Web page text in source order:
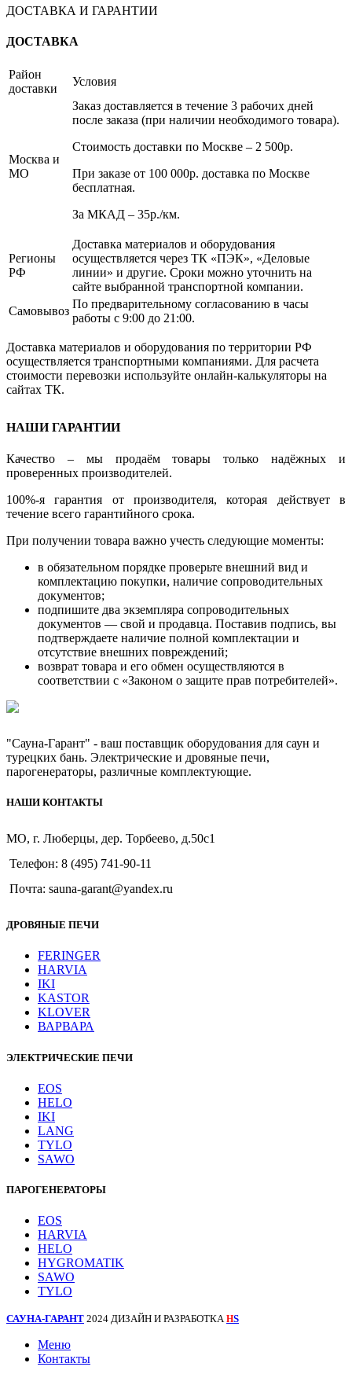
ДОСТАВКА И ГАРАНТИИ
ДОСТАВКА
Район
доставки
Условия
Москва и
МО
Заказ доставляется в течение 3 рабочих дней
после заказа (при наличии необходимого товара).
Стоимость доставки по Москве – 2 500р.
При заказе от 100 000р. доставка по Москве
бесплатная.
За МКАД – 35р./км.
Регионы
РФ
Доставка материалов и оборудования
осуществляется через ТК «ПЭК», «Деловые
линии» и другие. Сроки можно уточнить на
сайте выбранной транспортной компании.
Самовывоз
По предварительному согласованию в часы
работы с 9:00 до 21:00.
Доставка материалов и оборудования по территории РФ
осуществляется транспортными компаниями. Для расчета
стоимости перевозки используйте онлайн-калькуляторы на
сайтах ТК.
НАШИ ГАРАНТИИ
Качество – мы продаём товары только надёжных и
проверенных производителей.
100%-я гарантия от производителя, которая действует в
течение всего гарантийного срока.
При получении товара важно учесть следующие моменты:
в обязательном порядке проверьте внешний вид и
комплектацию покупки, наличие сопроводительных
документов;
подпишите два экземпляра сопроводительных
документов — свой и продавца. Поставив подпись, вы
подтверждаете наличие полной комплектации и
отсутствие внешних повреждений;
возврат товара и его обмен осуществляются в
соответствии с «Законом о защите прав потребителей».
"Сауна-Гарант" - ваш поставщик оборудования для саун и
турецких бань. Электрические и дровяные печи,
парогенераторы, различные комплектующие.
НАШИ КОНТАКТЫ
МО, г. Люберцы, дер. Торбеево, д.50с1
Телефон: 8 (495) 741-90-11
Почта: sauna-garant@yandex.ru
ДРОВЯНЫЕ ПЕЧИ
FERINGER
HARVIA
IKI
KASTOR
KLOVER
ВАРВАРА
ЭЛЕКТРИЧЕСКИЕ ПЕЧИ
EOS
HELO
IKI
LANG
TYLO
SAWO
ПАРОГЕНЕРАТОРЫ
EOS
HARVIA
HELO
HYGROMATIK
SAWO
TYLO
САУНА-ГАРАНТ 2024 ДИЗАЙН И РАЗРАБОТКАHS
Меню
Контакты